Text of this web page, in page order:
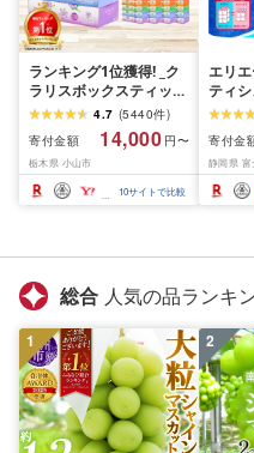
ランキング1位獲得! _ク
ラリスボックスティッシ
ュ60箱(1箱220組(440
枚))(5個入り×12セット)_
ティッシュ ティッシュ
ペーパー 日用品 常備品
生活用品 まとめ買い [配
送不可地域:離島・沖縄
4.7 (5440件)
寄付金額
14,000 円〜
栃木県 小山市
10サイトで比較
エリ
ティ
シン
る:16
1.5倍
トペー
ルプ
品 消
寄付金
静岡県 富
総合 人気の品ランキ
1 2